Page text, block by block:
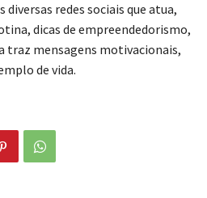
diversas redes sociais que atua,
dicas de empreendedorismo,
traz mensagens motivacionais,
de vida.